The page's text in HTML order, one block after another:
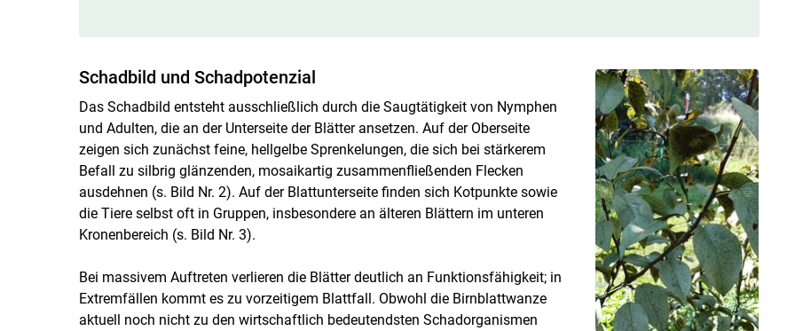
Schadbild und Schadpotenzial
Das Schadbild entsteht ausschließlich durch die Saugtätigkeit von Nymphen
und Adulten, die an der Unterseite der Blätter ansetzen. Auf der Oberseite
zeigen sich zunächst feine, hellgelbe Sprenkelungen, die sich bei stärkerem
Befall zu silbrig glänzenden, mosaikartig zusammenfließenden Flecken
ausdehnen (s. Bild Nr. 2). Auf der Blattunterseite finden sich Kotpunkte sowie
die Tiere selbst oft in Gruppen, insbesondere an älteren Blättern im unteren
Kronenbereich (s. Bild Nr. 3).
Bei massivem Auftreten verlieren die Blätter deutlich an Funktionsfähigkeit; in
Extremfällen kommt es zu vorzeitigem Blattfall. Obwohl die Birnblattwanze
aktuell noch nicht zu den wirtschaftlich bedeutendsten Schadorganismen